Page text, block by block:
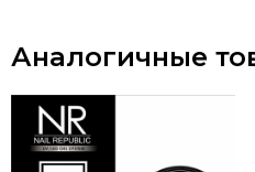
Аналогичные